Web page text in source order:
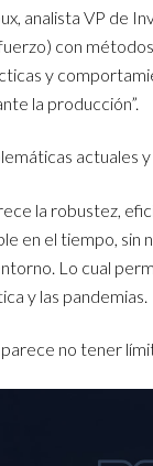
analista VP de
con
y
la producción”.
actuales
la robustez,
en el tiempo, sin
Lo cual
y las pandemias.
no tener